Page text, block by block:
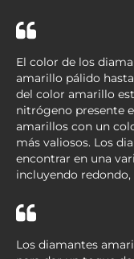
El color de los
amarillo pálido
del color amarillo
nitrógeno presente
amarillos con un
más valiosos. Los
encontrar en una
incluyendo redondo,
Los diamantes